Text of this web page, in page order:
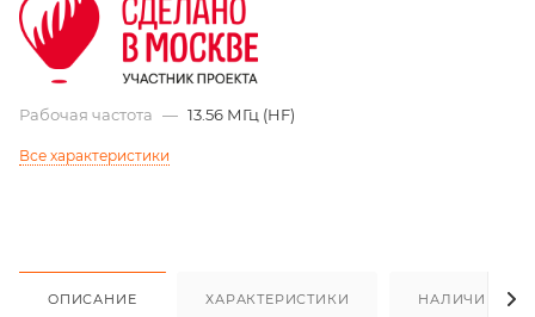
Рабочая частота — 13.56 МГц (HF)
Все характеристики
ОПИСАНИЕ ХАРАКТЕРИСТИКИ НАЛИЧИЕ